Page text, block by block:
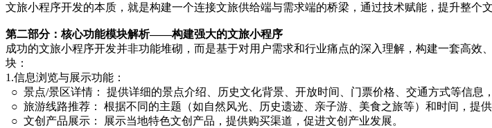
文旅小程序开发的本质，就是构建一个连接文旅供给端与需求端的桥梁，通过技术赋能，提升整个
第二部分：核心功能模块解析——构建强大的文旅小程序
成功的文旅小程序开发并非功能堆砌，而是基于对用户需求和行业痛点的深入理解，构建一套高
块：
1.信息浏览与展示功能：
○ 景点/景区详情： 提供详细的景点介绍、历史文化背景、开放时间、门票价格、交通方式等信息
○ 旅游线路推荐： 根据不同的主题（如自然风光、历史遗迹、亲子游、美食之旅等）和时间，提
○ 文创产品展示： 展示当地特色文创产品，提供购买渠道，促进文创产业发展。